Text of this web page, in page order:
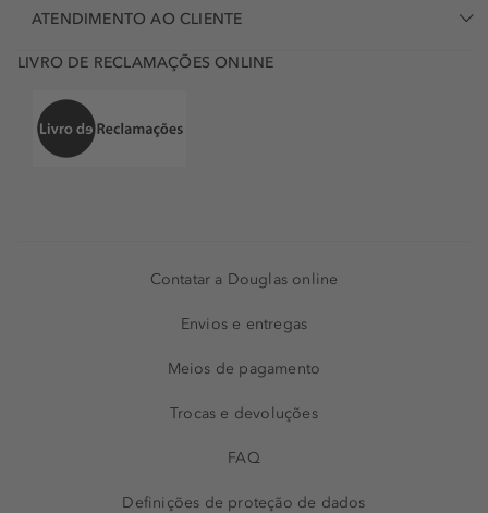
ATENDIMENTO AO CLIENTE
LIVRO DE RECLAMAÇÕES ONLINE
Contatar a Douglas online
Envios e entregas
Meios de pagamento
Trocas e devoluções
FAQ
Definições de proteção de dados